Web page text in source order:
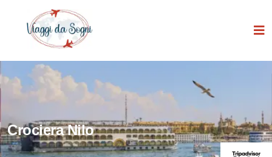
Crociera Nilo